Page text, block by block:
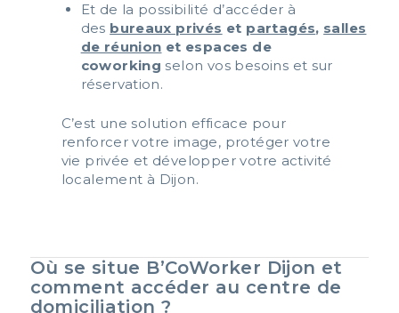
Et de la possibilité d’accéder à
des bureaux privés et partagés, salles
de réunion et espaces de
coworking selon vos besoins et sur
réservation.
C’est une solution efficace pour
renforcer votre image, protéger votre
vie privée et développer votre activité
localement à Dijon.
Où se situe B’CoWorker Dijon et
comment accéder au centre de
domiciliation ?